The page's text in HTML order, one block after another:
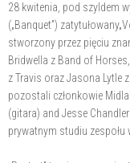
28 kwitenia, pod szyldem
(„Banquet”)
stworzony przez pięciu
Bridwella z Band of
z Travis oraz Jasona Lytle
pozostali członkowie
(gitara) and Jesse
prywatnym studiu zespołu